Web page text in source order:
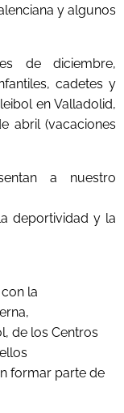
y algunos
de diciembre,
cadetes y
en Valladolid,
abril (vacaciones
a nuestro
deportividad y la
la
de los Centros
formar parte de